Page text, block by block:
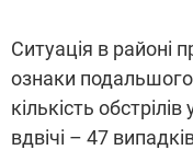
Ситуація в районі
ознаки
кількість
вдвічі – 47